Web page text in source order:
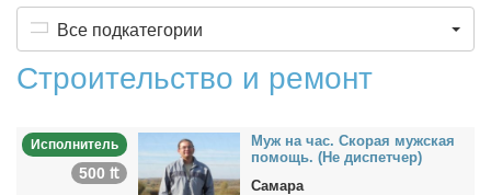
Все подкатегории
Строительство и ремонт
Исполнитель
500 ₶
Муж на час. Ско­рая муж­ская
по­мощь. (Не дис­пет­чер)
Самара